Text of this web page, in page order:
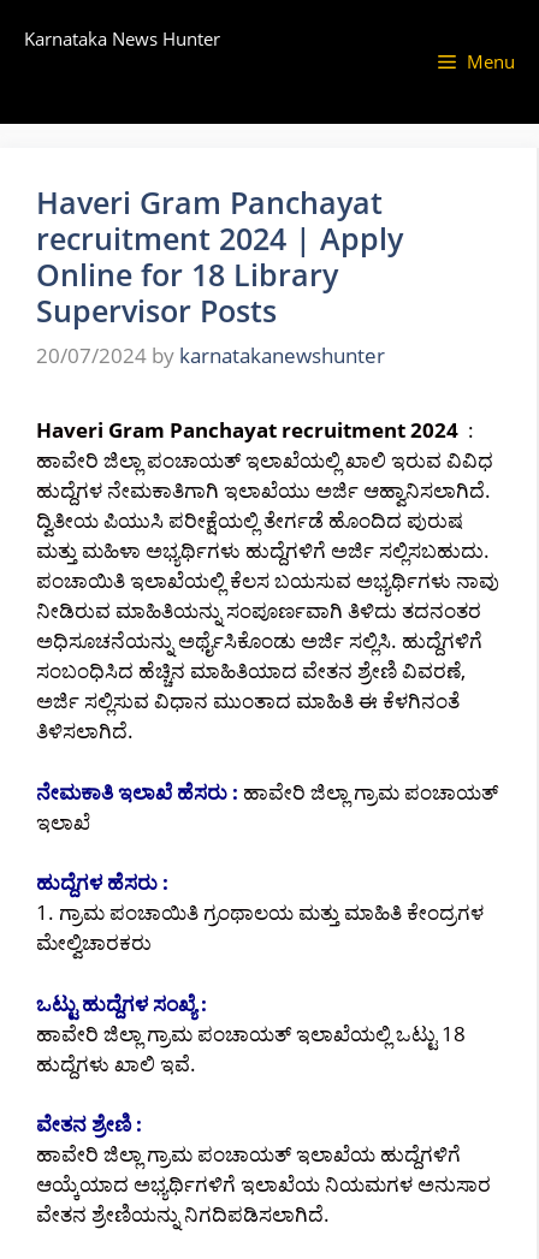
Karnataka News Hunter
Menu
Haveri Gram Panchayat
recruitment 2024 | Apply
Online for 18 Library
Supervisor Posts
20/07/2024 by karnatakanewshunter
Haveri Gram Panchayat recruitment 2024 :
ಹಾವೇರಿ ಜಿಲ್ಲಾ ಪಂಚಾಯತ್ ಇಲಾಖೆಯಲ್ಲಿ ಖಾಲಿ ಇರುವ ವಿವಿಧ
ಹುದ್ದೆಗಳ ನೇಮಕಾತಿಗಾಗಿ ಇಲಾಖೆಯು ಅರ್ಜಿ ಆಹ್ವಾನಿಸಲಾಗಿದೆ.
ದ್ವಿತೀಯ ಪಿಯುಸಿ ಪರೀಕ್ಷೆಯಲ್ಲಿ ತೇರ್ಗಡೆ ಹೊಂದಿದ ಪುರುಷ
ಮತ್ತು ಮಹಿಳಾ ಅಭ್ಯರ್ಥಿಗಳು ಹುದ್ದೆಗಳಿಗೆ ಅರ್ಜಿ ಸಲ್ಲಿಸಬಹುದು.
ಪಂಚಾಯಿತಿ ಇಲಾಖೆಯಲ್ಲಿ ಕೆಲಸ ಬಯಸುವ ಅಭ್ಯರ್ಥಿಗಳು ನಾವು
ನೀಡಿರುವ ಮಾಹಿತಿಯನ್ನು ಸಂಪೂರ್ಣವಾಗಿ ತಿಳಿದು ತದನಂತರ
ಅಧಿಸೂಚನೆಯನ್ನು ಅರ್ಥೈಸಿಕೊಂಡು ಅರ್ಜಿ ಸಲ್ಲಿಸಿ. ಹುದ್ದೆಗಳಿಗೆ
ಸಂಬಂಧಿಸಿದ ಹೆಚ್ಚಿನ ಮಾಹಿತಿಯಾದ ವೇತನ ಶ್ರೇಣಿ ವಿವರಣೆ,
ಅರ್ಜಿ ಸಲ್ಲಿಸುವ ವಿಧಾನ ಮುಂತಾದ ಮಾಹಿತಿ ಈ ಕೆಳಗಿನಂತೆ
ತಿಳಿಸಲಾಗಿದೆ.
ನೇಮಕಾತಿ ಇಲಾಖೆ ಹೆಸರು : ಹಾವೇರಿ ಜಿಲ್ಲಾ ಗ್ರಾಮ ಪಂಚಾಯತ್
ಇಲಾಖೆ
ಹುದ್ದೆಗಳ ಹೆಸರು :
1. ಗ್ರಾಮ ಪಂಚಾಯಿತಿ ಗ್ರಂಥಾಲಯ ಮತ್ತು ಮಾಹಿತಿ ಕೇಂದ್ರಗಳ
ಮೇಲ್ವಿಚಾರಕರು
ಒಟ್ಟು ಹುದ್ದೆಗಳ ಸಂಖ್ಯೆ :
ಹಾವೇರಿ ಜಿಲ್ಲಾ ಗ್ರಾಮ ಪಂಚಾಯತ್ ಇಲಾಖೆಯಲ್ಲಿ ಒಟ್ಟು 18
ಹುದ್ದೆಗಳು ಖಾಲಿ ಇವೆ.
ವೇತನ ಶ್ರೇಣಿ :
ಹಾವೇರಿ ಜಿಲ್ಲಾ ಗ್ರಾಮ ಪಂಚಾಯತ್ ಇಲಾಖೆಯ ಹುದ್ದೆಗಳಿಗೆ
ಆಯ್ಕೆಯಾದ ಅಭ್ಯರ್ಥಿಗಳಿಗೆ ಇಲಾಖೆಯ ನಿಯಮಗಳ ಅನುಸಾರ
ವೇತನ ಶ್ರೇಣಿಯನ್ನು ನಿಗದಿಪಡಿಸಲಾಗಿದೆ.